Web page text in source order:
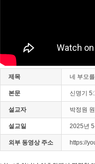
제목 네 부모
본문 신명기
설교자 박정원
설교일 2025년
외부 동영상 주소 https://